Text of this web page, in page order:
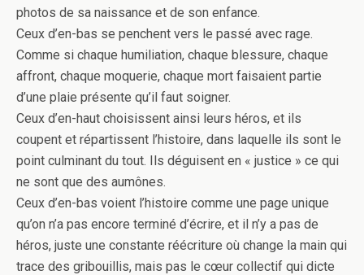
photos de sa naissance et de son enfance.
Ceux d’en-bas se penchent vers le passé avec rage.
Comme si chaque humiliation, chaque blessure, chaque
affront, chaque moquerie, chaque mort faisaient partie
d’une plaie présente qu’il faut soigner.
Ceux d’en-haut choisissent ainsi leurs héros, et ils
coupent et répartissent l’histoire, dans laquelle ils sont le
point culminant du tout. Ils déguisent en « justice » ce qui
ne sont que des aumônes.
Ceux d’en-bas voient l’histoire comme une page unique
qu’on n’a pas encore terminé d’écrire, et il n’y a pas de
héros, juste une constante réécriture où change la main qui
trace des gribouillis, mais pas le cœur collectif qui dicte